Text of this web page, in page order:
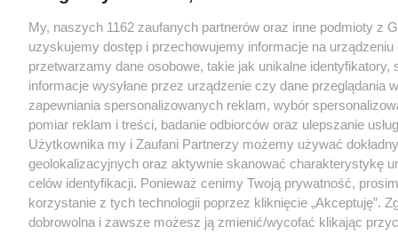
My, naszych 1162 zaufanych partnerów oraz inne podmioty z
uzyskujemy dostęp i przechowujemy informacje na urządzeniu
przetwarzamy dane osobowe, takie jak unikalne identyfikatory,
informacje wysyłane przez urządzenie czy dane przeglądania
zapewniania spersonalizowanych reklam, wybór
pomiar reklam i treści, badanie odbiorców oraz ulepszanie
Użytkownika my i Zaufani Partnerzy możemy używać
geolokalizacyjnych oraz aktywnie skanować charakterystykę
celów identyfikacji. Ponieważ cenimy Twoją prywatność,
korzystanie z tych technologii poprzez kliknięcie „Akceptuję”.
dobrowolna i zawsze możesz ją zmienić/wycofać klikając